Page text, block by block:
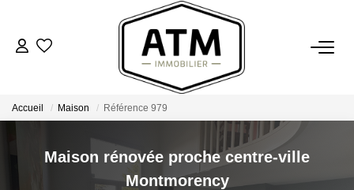
ACHETER
BIENS VENDUS
ESTIMER
Accueil Maison Référence 979
Maison rénovée proche centre-ville
Montmorency